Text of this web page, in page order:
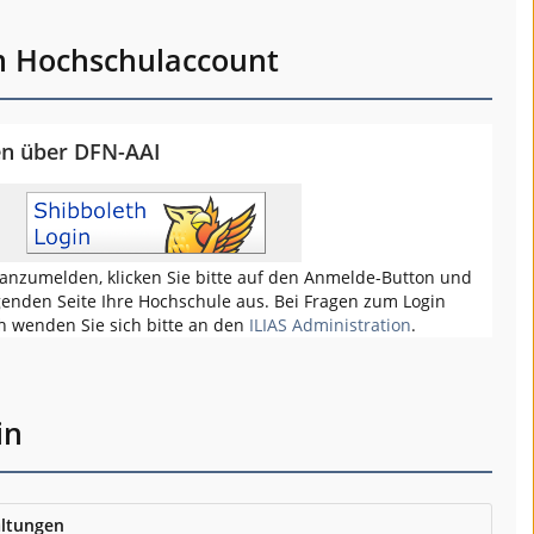
Hochschulaccount
über DFN-AAI
klicken Sie bitte auf den Anmelde-Button und
Seite Ihre Hochschule aus. Bei Fragen zum Login
wenden Sie sich bitte an den ILIAS Administration.